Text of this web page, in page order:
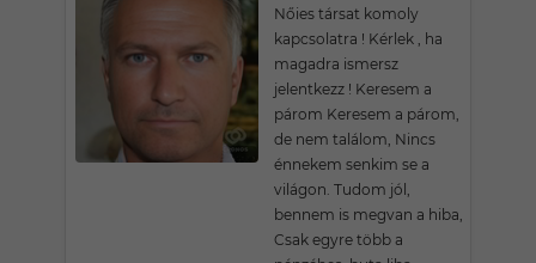
Nőies társat komoly
kapcsolatra ! Kérlek , ha
magadra ismersz
jelentkezz ! Keresem a
párom Keresem a párom,
de nem találom, Nincs
énnekem senkim se a
világon. Tudom jól,
bennem is megvan a hiba,
Csak egyre több a